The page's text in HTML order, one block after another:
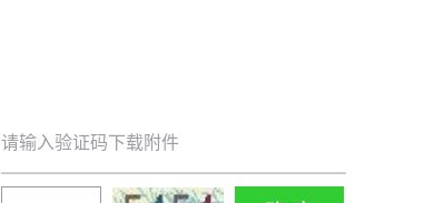
请输入验证码下载附件